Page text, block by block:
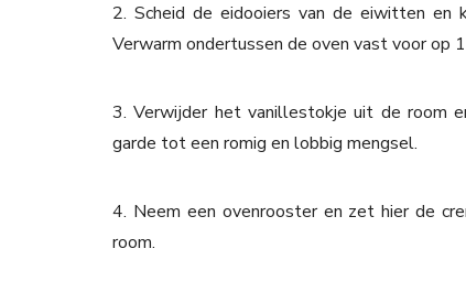
2. Scheid de eidooiers van de eiwitten
Verwarm ondertussen de oven vast voor op
3. Verwijder het vanillestokje uit de room
garde tot een romig en lobbig mengsel.
4. Neem een ovenrooster en zet hier de
room.